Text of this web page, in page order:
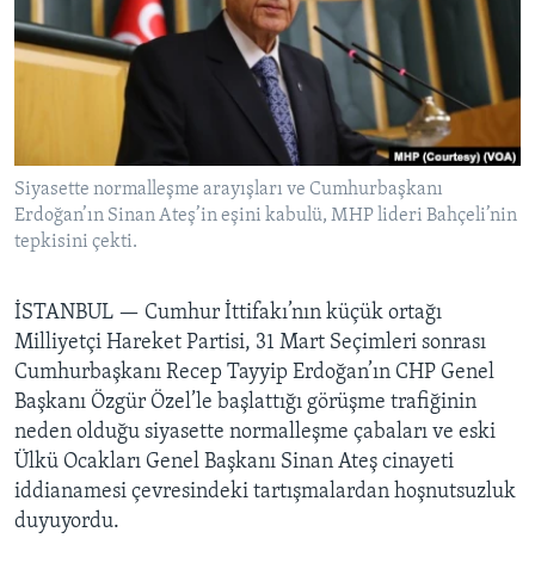
HAYATTAN
SANAT
BIZI TAKIP EDIN
Siyasette normalleşme arayışları ve Cumhurbaşkanı
Erdoğan’ın Sinan Ateş’in eşini kabulü, MHP lideri Bahçeli’nin
tepkisini çekti.
İSTANBUL — Cumhur İttifakı’nın küçük ortağı
Milliyetçi Hareket Partisi, 31 Mart Seçimleri sonrası
Cumhurbaşkanı Recep Tayyip Erdoğan’ın CHP Genel
Başkanı Özgür Özel’le başlattığı görüşme trafiğinin
neden olduğu siyasette normalleşme çabaları ve eski
Ülkü Ocakları Genel Başkanı Sinan Ateş cinayeti
iddianamesi çevresindeki tartışmalardan hoşnutsuzluk
duyuyordu.